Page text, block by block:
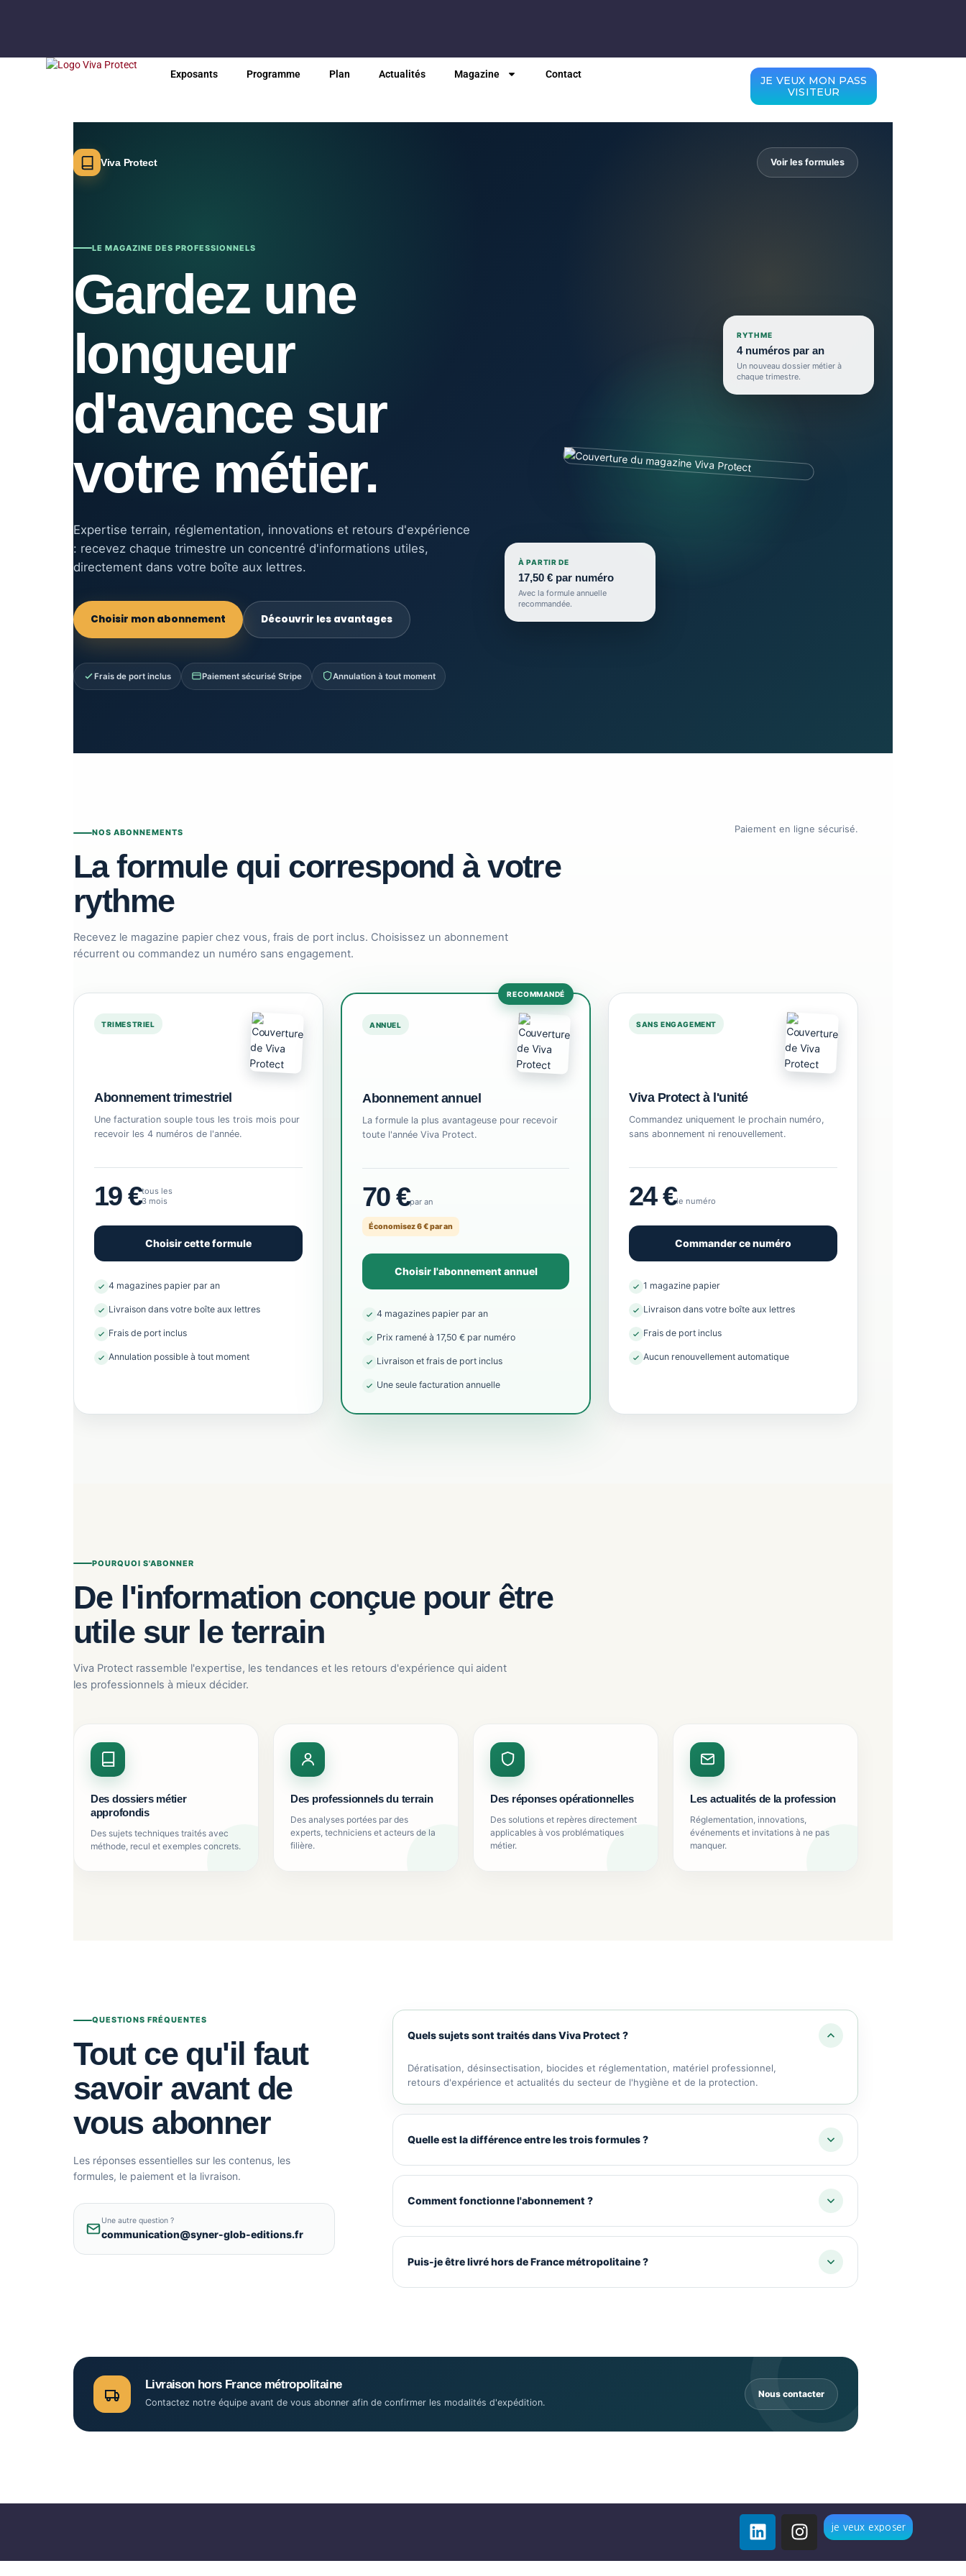
Exposants Programme Plan Actualités Magazine Contact
JE VEUX MON PASS
VISITEUR
Viva Protect Voir les formules
LE MAGAZINE DES PROFESSIONNELS
Gardez une
longueur
d'avance sur
votre métier.
Expertise terrain, réglementation, innovations et retours d'expérience
: recevez chaque trimestre un concentré d'informations utiles,
directement dans votre boîte aux lettres.
Choisir mon abonnement Découvrir les avantages
Frais de port inclus Paiement sécurisé Stripe Annulation à tout moment
RYTHME
4 numéros par an
Un nouveau dossier métier à
chaque trimestre.
À PARTIR DE
17,50 € par numéro
Avec la formule annuelle
recommandée.
NOS ABONNEMENTS
La formule qui correspond à votre
rythme
Recevez le magazine papier chez vous, frais de port inclus. Choisissez un abonnement
récurrent ou commandez un numéro sans engagement.
Paiement en ligne sécurisé.
TRIMESTRIEL
Abonnement trimestriel
Une facturation souple tous les trois mois pour
recevoir les 4 numéros de l'année.
19 €tous les
3 mois
Choisir cette formule
4 magazines papier par an
Livraison dans votre boîte aux lettres
Frais de port inclus
Annulation possible à tout moment
RECOMMANDÉ
ANNUEL
Abonnement annuel
La formule la plus avantageuse pour recevoir
toute l'année Viva Protect.
70 €par an
Économisez 6 € par an
Choisir l'abonnement annuel
4 magazines papier par an
Prix ramené à 17,50 € par numéro
Livraison et frais de port inclus
Une seule facturation annuelle
SANS ENGAGEMENT
Viva Protect à l'unité
Commandez uniquement le prochain numéro,
sans abonnement ni renouvellement.
24 €le numéro
Commander ce numéro
1 magazine papier
Livraison dans votre boîte aux lettres
Frais de port inclus
Aucun renouvellement automatique
POURQUOI S'ABONNER
De l'information conçue pour être
utile sur le terrain
Viva Protect rassemble l'expertise, les tendances et les retours d'expérience qui aident
les professionnels à mieux décider.
Des dossiers métier
approfondis
Des sujets techniques traités avec
méthode, recul et exemples concrets.
Des professionnels du terrain
Des analyses portées par des
experts, techniciens et acteurs de la
filière.
Des réponses opérationnelles
Des solutions et repères directement
applicables à vos problématiques
métier.
Les actualités de la profession
Réglementation, innovations,
événements et invitations à ne pas
manquer.
QUESTIONS FRÉQUENTES
Tout ce qu'il faut
savoir avant de
vous abonner
Les réponses essentielles sur les contenus, les
formules, le paiement et la livraison.
Une autre question ?
communication@syner-glob-editions.fr
Quels sujets sont traités dans Viva Protect ?
Dératisation, désinsectisation, biocides et réglementation, matériel professionnel,
retours d'expérience et actualités du secteur de l'hygiène et de la protection.
Quelle est la différence entre les trois formules ?
Comment fonctionne l'abonnement ?
Puis-je être livré hors de France métropolitaine ?
Livraison hors France métropolitaine
Contactez notre équipe avant de vous abonner afin de confirmer les modalités d'expédition.
Nous contacter
je veux exposer